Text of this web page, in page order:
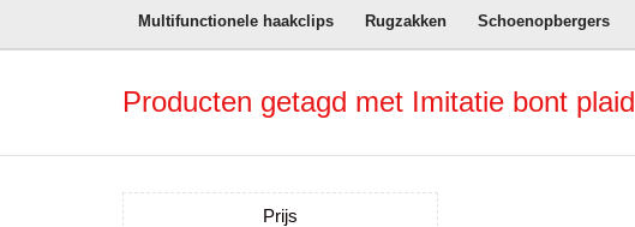
Multifunctionele haakclips Rugzakken Schoenopbergers
Producten getagd met Imitatie bont plaid
Prijs